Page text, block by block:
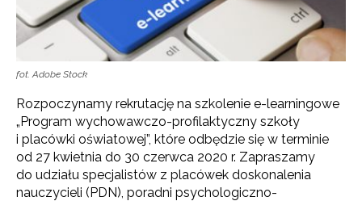
fot. Adobe Stock
Rozpoczynamy rekrutację na szkolenie e-learningowe
„Program wychowawczo-profilaktyczny szkoły
i placówki oświatowej”, które odbędzie się w terminie
od 27 kwietnia do 30 czerwca 2020 r. Zapraszamy
do udziału specjalistów z placówek doskonalenia
nauczycieli (PDN), poradni psychologiczno-